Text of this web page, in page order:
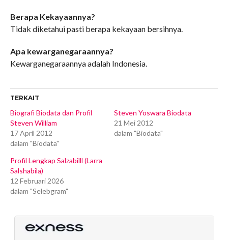
Berapa Kekayaannya?
Tidak diketahui pasti berapa kekayaan bersihnya.
Apa kewarganegaraannya?
Kewarganegaraannya adalah Indonesia.
TERKAIT
Biografi Biodata dan Profil
Steven William
17 April 2012
dalam "Biodata"
Steven Yoswara Biodata
21 Mei 2012
dalam "Biodata"
Profil Lengkap Salzabilll (Larra
Salshabila)
12 Februari 2026
dalam "Selebgram"